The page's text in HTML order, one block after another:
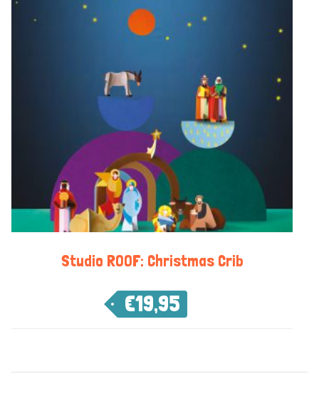
Studio ROOF: Christmas Crib
€19,95